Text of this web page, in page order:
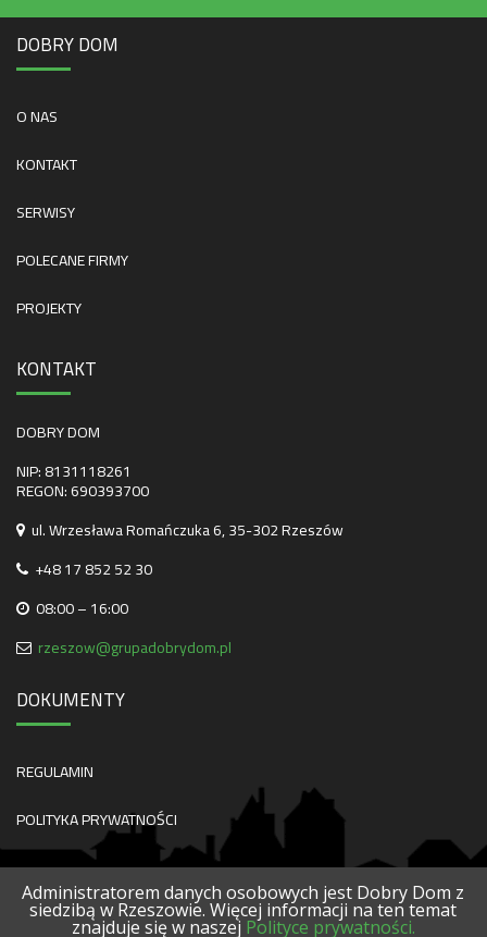
DOBRY DOM
O NAS
KONTAKT
SERWISY
POLECANE FIRMY
PROJEKTY
KONTAKT
DOBRY DOM
NIP: 8131118261
REGON: 690393700
ul. Wrzesława Romańczuka 6, 35-302 Rzeszów
+48 17 852 52 30
08:00 – 16:00
rzeszow@grupadobrydom.pl
DOKUMENTY
REGULAMIN
POLITYKA PRYWATNOŚCI
Administratorem danych osobowych jest Dobry Dom z
siedzibą w Rzeszowie. Więcej informacji na ten temat
znajduje się w naszej Polityce prywatności.